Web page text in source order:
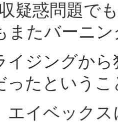
疑惑問題で
またバーニ
ジングから
ったというこ
エイベック